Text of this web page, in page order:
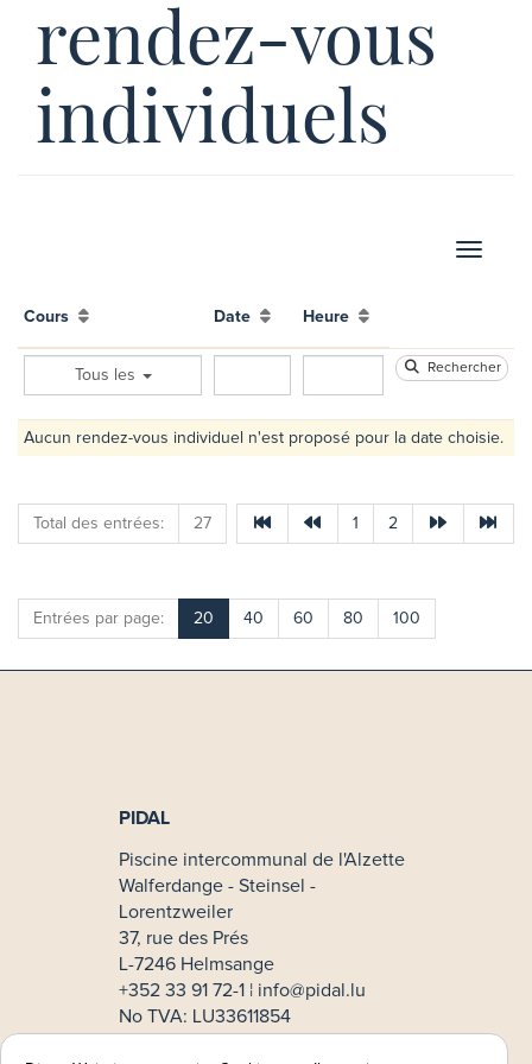
rendez-vous
individuels
Cours Date Heure
Tous les Rechercher
Aucun rendez-vous individuel n'est proposé pour la date choisie.
1 2
Total des entrées: 27
Entrées par page: 20 40 60 80 100
PIDAL
Piscine intercommunal de l'Alzette
Walferdange - Steinsel -
Lorentzweiler
37, rue des Prés
L-7246 Helmsange
+352 33 91 72-1 ¦ info@pidal.lu
No TVA: LU33611854